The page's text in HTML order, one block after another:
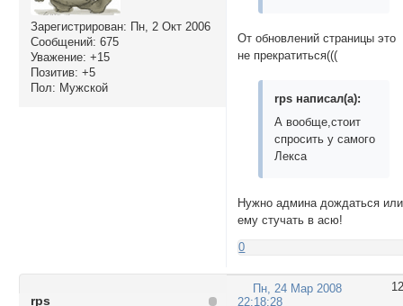
Зарегистрирован: Пн, 2 Окт 2006
Сообщений: 675
Уважение: +15
Позитив: +5
Пол: Мужской
От обновлений страницы это
не прекратиться(((
rps написал(а):
А вообще,стоит
спросить у самого
Лекса
Нужно админа дождаться или
ему стучать в асю!
0
12
Пн, 24 Мар 2008
22:18:28
rps